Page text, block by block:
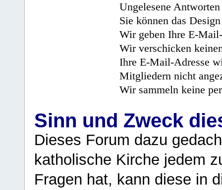
Ungelesene
Sie können das
Wir geben Ihre E-
Wir verschicken
Ihre E-Mail-Adresse
Mitgliedern nicht
Wir sammeln keine
Sinn und Zweck
Dieses Forum dazu
katholische Kirche jedem
Fragen hat, kann diese in